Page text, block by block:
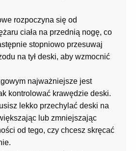
rozpoczyna się od
ciała na przednią nogę, co
stopniowo przesuwaj
na tył deski, aby wzmocnić
najważniejsze jest
kontrolować krawędzie deski.
lekko przechylać deski na
lub zmniejszając
od tego, czy chcesz skręcać